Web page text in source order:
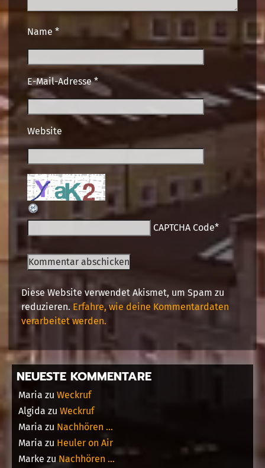
Name *
E-Mail-Adresse*
Website
CAPTCHA Code*
Diese Website verwendet Akismet, um Spam zu
reduzieren. Erfahre, wie deine Kommentardaten
verarbeitet werden.
NEUESTE KOMMENTARE
Maria zu Weckruf
Algida zu Weckruf
Maria zu Nachhören …
Maria zu Heuler on Air
Marke zu Nachhören …